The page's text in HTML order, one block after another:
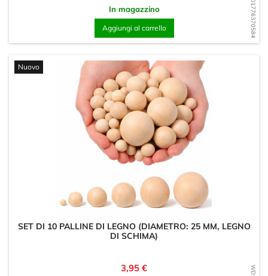
WD1776370584
In magazzino
Aggiungi al carrello
Nuovo
SET DI 10 PALLINE DI LEGNO (DIAMETRO: 25 MM, LEGNO
DI SCHIMA)
Prezzo
3,95 €